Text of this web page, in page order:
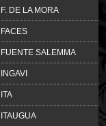
F. DE LA MORA
FACES
FUENTE SALEMMA
INGAVI
ITA
ITAUGUA